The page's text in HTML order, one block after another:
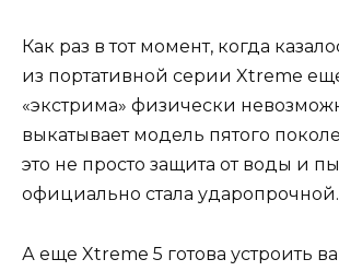
Как раз в тот момент, когда
из портативной серии Xtreme
«экстрима» физически
выкатывает модель пятого
это не просто защита от воды и
официально стала ударопрочной.
А еще Xtreme 5 готова устроить